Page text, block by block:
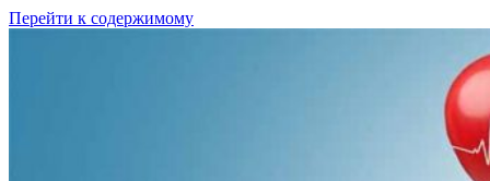
Перейти к содержимому